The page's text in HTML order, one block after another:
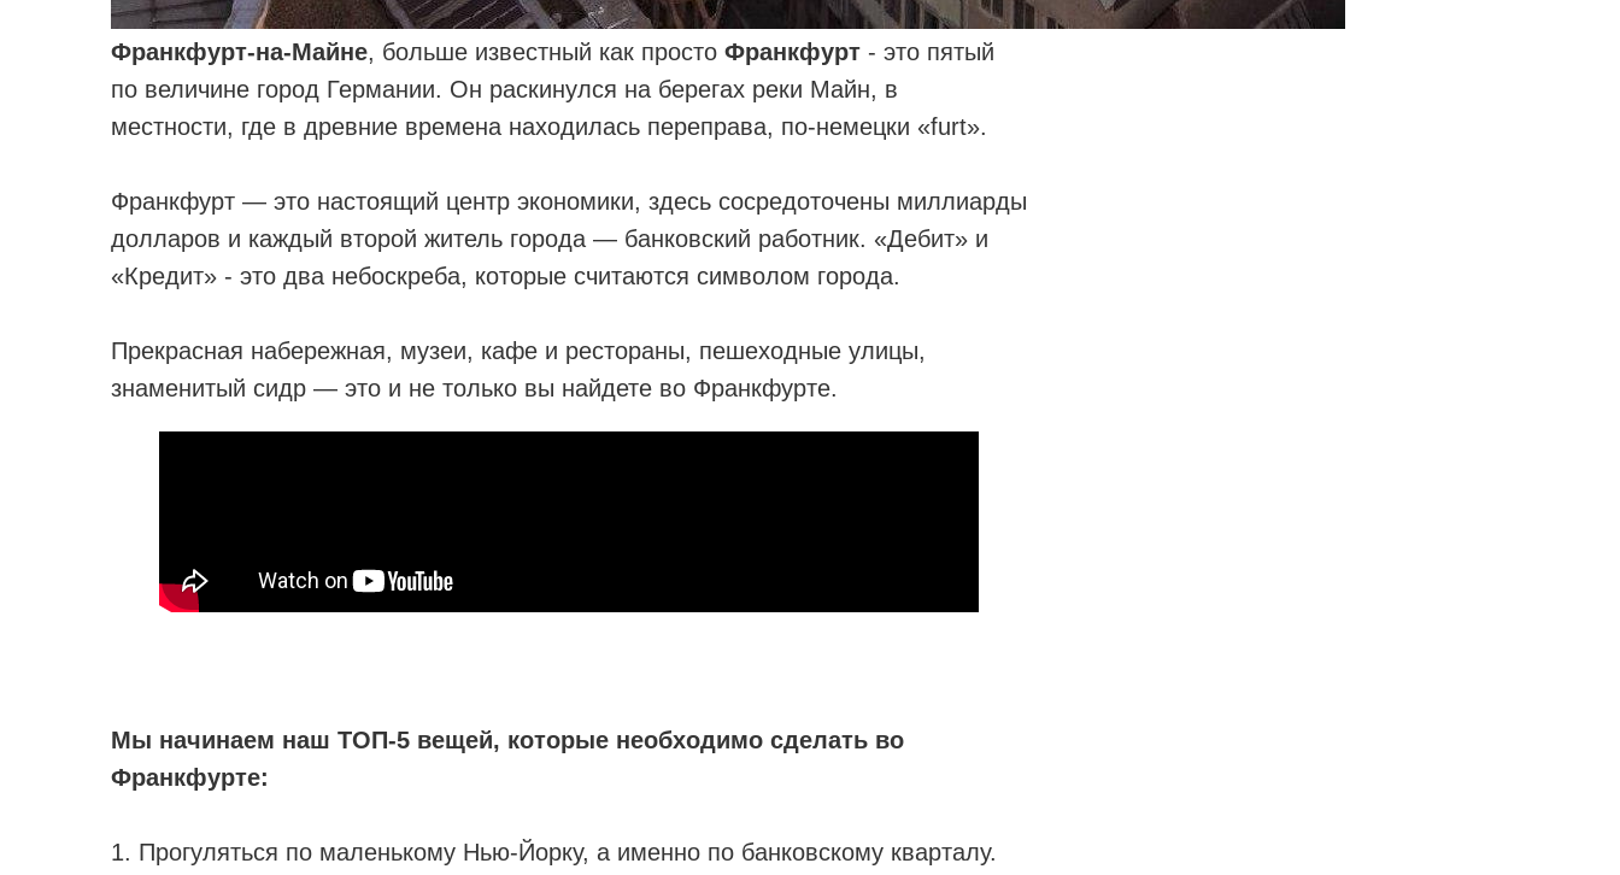
Франкфурт-на-Майне, больше известный как просто Франкфурт - это пятый
по величине город Германии. Он раскинулся на берегах реки Майн, в
местности, где в древние времена находилась переправа, по-немецки «furt».
Франкфурт — это настоящий центр экономики, здесь сосредоточены миллиарды
долларов и каждый второй житель города — банковский работник. «Дебит» и
«Кредит» - это два небоскреба, которые считаются символом города.
Прекрасная набережная, музеи, кафе и рестораны, пешеходные улицы,
знаменитый сидр — это и не только вы найдете во Франкфурте.
Мы начинаем наш ТОП-5 вещей, которые необходимо сделать во
Франкфурте:
1. Прогуляться по маленькому Нью-Йорку, а именно по банковскому кварталу.